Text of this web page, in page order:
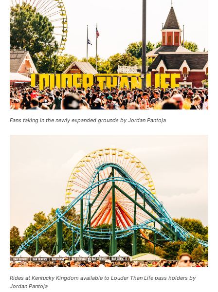
Fans taking in the newly expanded grounds by Jordan Pantoja
Rides at Kentucky Kingdom available to Louder Than Life pass holders by
Jordan Pantoja